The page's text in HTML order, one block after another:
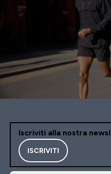
Iscriviti alla nostra
ISCRIVITI